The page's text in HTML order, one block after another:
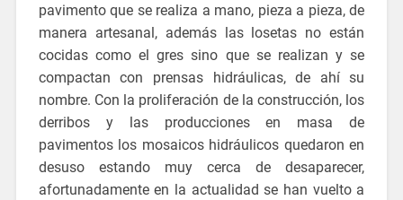
pavimento que se realiza a mano, pieza a pieza, de
manera artesanal, además las losetas no están
cocidas como el gres sino que se realizan y se
compactan con prensas hidráulicas, de ahí su
nombre. Con la proliferación de la construcción, los
derribos y las producciones en masa de
pavimentos los mosaicos hidráulicos quedaron en
desuso estando muy cerca de desaparecer,
afortunadamente en la actualidad se han vuelto a